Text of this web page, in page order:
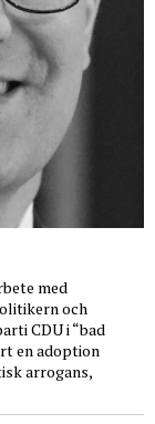
med
och
CDU i “bad
en adoption
arrogans,